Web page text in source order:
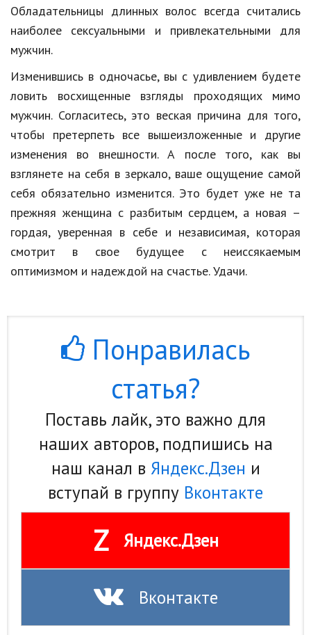
Обладательницы длинных волос всегда считались
наиболее сексуальными и привлекательными для
мужчин.
Изменившись в одночасье, вы с удивлением будете
ловить восхищенные взгляды проходящих мимо
мужчин. Согласитесь, это веская причина для того,
чтобы претерпеть все вышеизложенные и другие
изменения во внешности. А после того, как вы
взглянете на себя в зеркало, ваше ощущение самой
себя обязательно изменится. Это будет уже не та
прежняя женщина с разбитым сердцем, а новая –
гордая, уверенная в себе и независимая, которая
смотрит в свое будущее с неиссякаемым
оптимизмом и надеждой на счастье. Удачи.
Понравилась
статья?
Поставь лайк, это важно для
наших авторов, подпишись на
наш канал в Яндекс.Дзен и
вступай в группу Вконтакте
Z Яндекс.Дзен
Вконтакте